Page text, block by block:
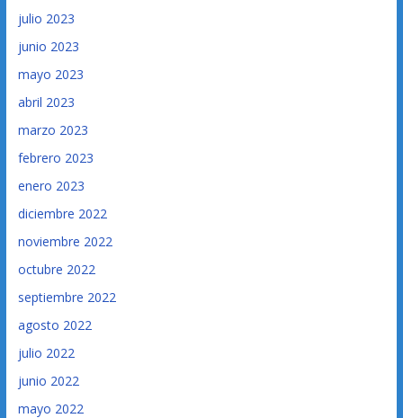
julio 2023
junio 2023
mayo 2023
abril 2023
marzo 2023
febrero 2023
enero 2023
diciembre 2022
noviembre 2022
octubre 2022
septiembre 2022
agosto 2022
julio 2022
junio 2022
mayo 2022